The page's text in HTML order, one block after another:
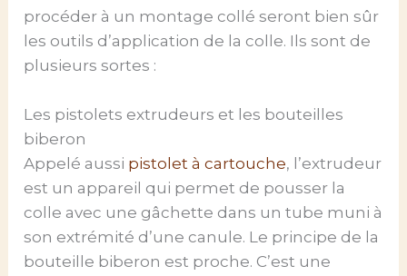
procéder à un montage collé seront bien sûr
les outils d’application de la colle. Ils sont de
plusieurs sortes :
Les pistolets extrudeurs et les bouteilles
biberon
Appelé aussi pistolet à cartouche, l’extrudeur
est un appareil qui permet de pousser la
colle avec une gâchette dans un tube muni à
son extrémité d’une canule. Le principe de la
bouteille biberon est proche. C’est une